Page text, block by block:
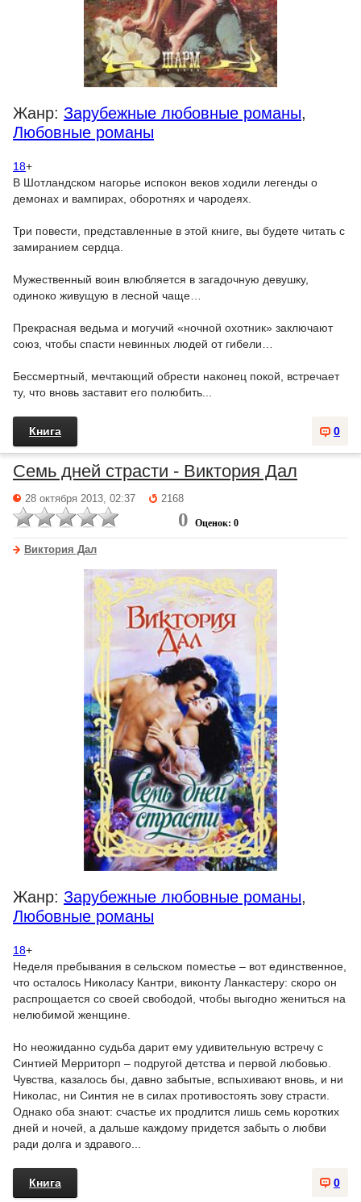
Жанр: Зарубежные любовные романы,
Любовные романы
18+
В Шотландском нагорье испокон веков ходили легенды о
демонах и вампирах, оборотнях и чародеях.
Три повести, представленные в этой книге, вы будете читать с
замиранием сердца.
Мужественный воин влюбляется в загадочную девушку,
одиноко живущую в лесной чаще…
Прекрасная ведьма и могучий «ночной охотник» заключают
союз, чтобы спасти невинных людей от гибели…
Бессмертный, мечтающий обрести наконец покой, встречает
ту, что вновь заставит его полюбить...
0
Книга
Семь дней страсти - Виктория Дал
28 октября 2013, 02:37 2168
0 Оценок: 0
Виктория Дал
Жанр: Зарубежные любовные романы,
Любовные романы
18+
Неделя пребывания в сельском поместье – вот единственное,
что осталось Николасу Кантри, виконту Ланкастеру: скоро он
распрощается со своей свободой, чтобы выгодно жениться на
нелюбимой женщине.
Но неожиданно судьба дарит ему удивительную встречу с
Синтией Мерриторп – подругой детства и первой любовью.
Чувства, казалось бы, давно забытые, вспыхивают вновь, и ни
Николас, ни Синтия не в силах противостоять зову страсти.
Однако оба знают: счастье их продлится лишь семь коротких
дней и ночей, а дальше каждому придется забыть о любви
ради долга и здравого...
0
Книга